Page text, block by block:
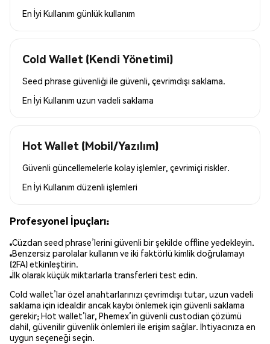
En İyi Kullanım günlük kullanım
Cold Wallet (Kendi Yönetimi)
Seed phrase güvenliği ile güvenli, çevrimdışı saklama.
En İyi Kullanım uzun vadeli saklama
Hot Wallet (Mobil/Yazılım)
Güvenli güncellemelerle kolay işlemler, çevrimiçi riskler.
En İyi Kullanım düzenli işlemleri
Profesyonel İpuçları:
Cüzdan seed phrase’lerini güvenli bir şekilde offline yedekleyin.
Benzersiz parolalar kullanın ve iki faktörlü kimlik doğrulamayı
(2FA) etkinleştirin.
İlk olarak küçük miktarlarla transferleri test edin.
Cold wallet’lar özel anahtarlarınızı çevrimdışı tutar, uzun vadeli
saklama için idealdir ancak kaybı önlemek için güvenli saklama
gerekir; Hot wallet’lar, Phemex’in güvenli custodian çözümü
dahil, güvenilir güvenlik önlemleri ile erişim sağlar. İhtiyacınıza en
uygun seçeneği seçin.